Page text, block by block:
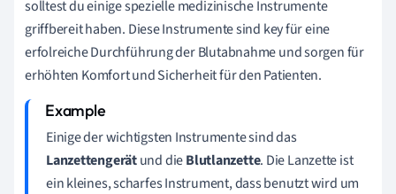
solltest du einige spezielle medizinische Instrumente
griffbereit haben. Diese Instrumente sind key für eine
erfolreiche Durchführung der Blutabnahme und sorgen für
erhöhten Komfort und Sicherheit für den Patienten.
Einige der wichtigsten Instrumente sind das
Lanzettengerätund dieBlutlanzette. Die Lanzette ist
ein kleines, scharfes Instrument, dass benutzt wird um